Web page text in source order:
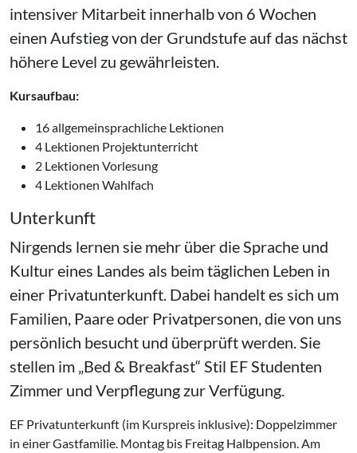
intensiver Mitarbeit innerhalb von 6 Wochen
einen Aufstieg von der Grundstufe auf das nächst
höhere Level zu gewährleisten.
Kursaufbau:
16 allgemeinsprachliche Lektionen
4 Lektionen Projektunterricht
2 Lektionen Vorlesung
4 Lektionen Wahlfach
Unterkunft
Nirgends lernen sie mehr über die Sprache und
Kultur eines Landes als beim täglichen Leben in
einer Privatunterkunft. Dabei handelt es sich um
Familien, Paare oder Privatpersonen, die von uns
persönlich besucht und überprüft werden. Sie
stellen im Bed & Breakfast Stil EF Studenten
Zimmer und Verpflegung zur Verfügung.
EF Privatunterkunft (im Kurspreis inklusive): Doppelzimmer
in einer Gastfamilie. Montag bis Freitag Halbpension. Am